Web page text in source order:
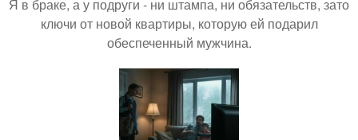
Я в браке, а у подруги - ни штампа, ни обязательств, зато
ключи от новой квартиры, которую ей подарил
обеспеченный мужчина.